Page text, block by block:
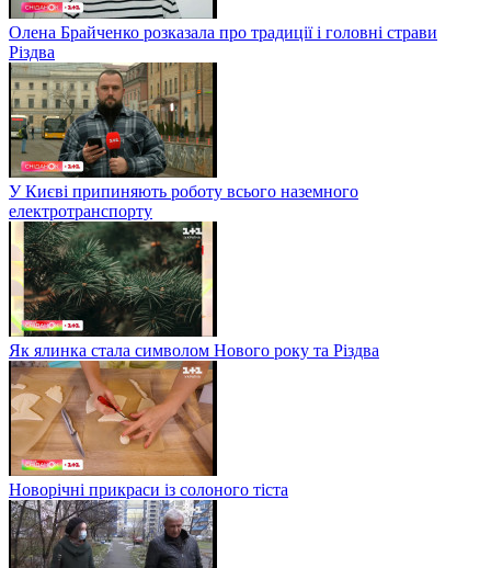
Олена Брайченко розказала про традиції і головні страви
Різдва
У Києві припиняють роботу всього наземного
електротранспорту
Як ялинка стала символом Нового року та Різдва
Новорічні прикраси із солоного тіста